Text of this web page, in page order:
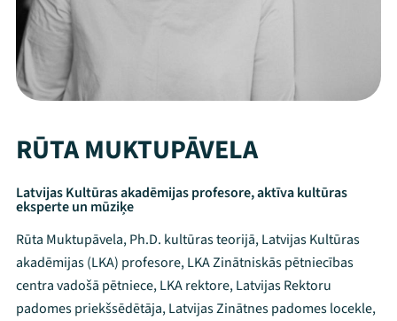
RŪTA MUKTUPĀVELA
Latvijas Kultūras akadēmijas profesore, aktīva kultūras
eksperte un mūziķe
Rūta Muktupāvela, Ph.D. kultūras teorijā, Latvijas Kultūras
akadēmijas (LKA) profesore, LKA Zinātniskās pētniecības
centra vadošā pētniece, LKA rektore, Latvijas Rektoru
padomes priekšsēdētāja, Latvijas Zinātnes padomes locekle,